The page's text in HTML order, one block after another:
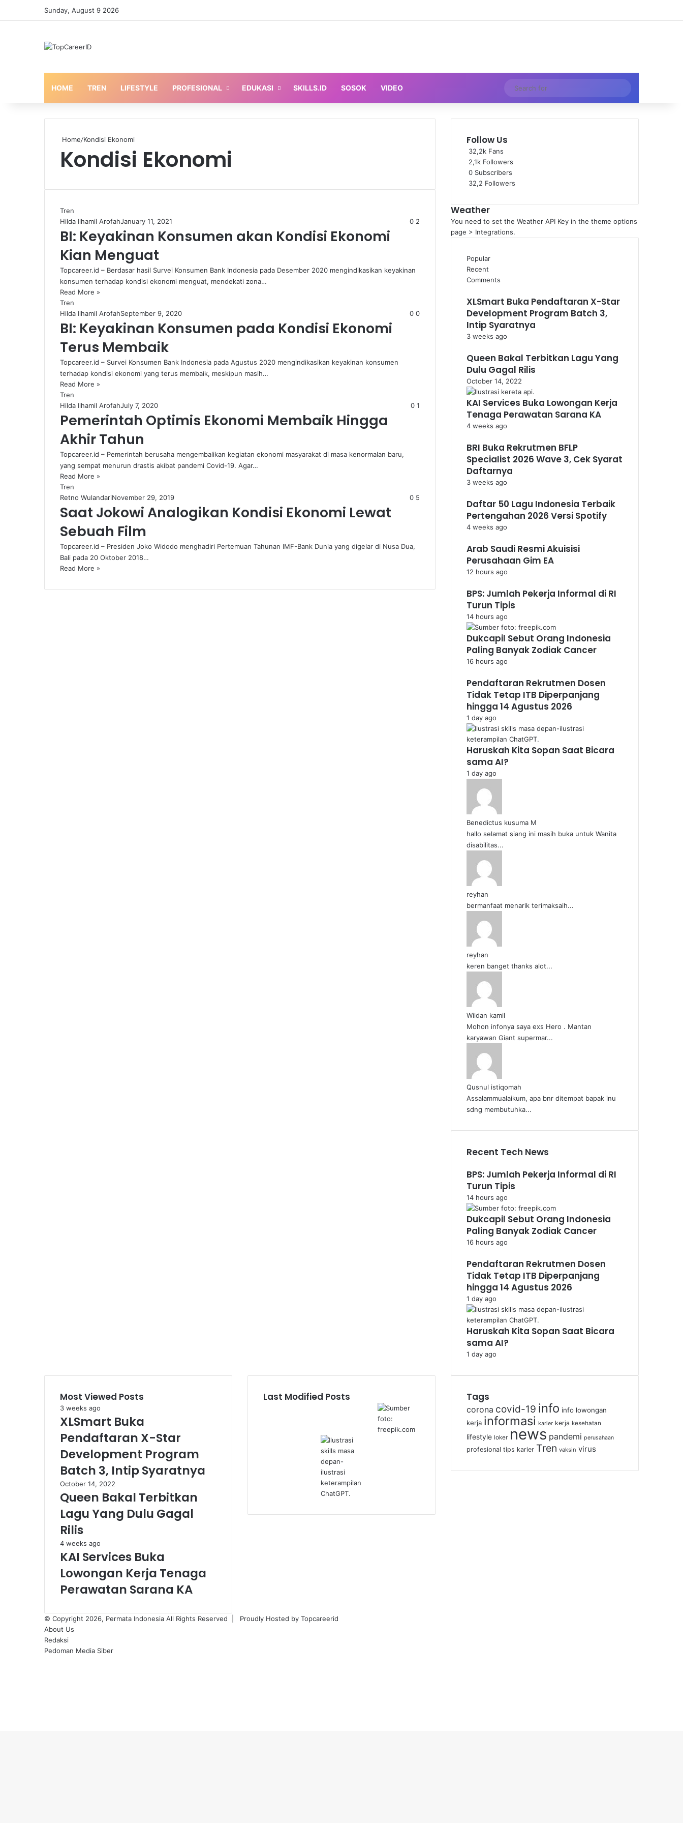
Sunday, August 9 2026
HOME TREN LIFESTYLE PROFESIONAL EDUKASI SKILLS.ID SOSOK VIDEO Random Article
Switch skin
for
Home/Kondisi Ekonomi
Kondisi Ekonomi
Tren
Hilda Ilhamil ArofahJanuary 11, 2021 0 2
BI: Keyakinan Konsumen akan Kondisi Ekonomi
Kian Menguat
Topcareer.id – Berdasar hasil Survei Konsumen Bank Indonesia pada Desember 2020 mengindikasikan keyakinan
konsumen terhadap kondisi ekonomi menguat, mendekati zona…
Read More »
Tren
Hilda Ilhamil ArofahSeptember 9, 2020 0 0
BI: Keyakinan Konsumen pada Kondisi Ekonomi
Terus Membaik
Topcareer.id – Survei Konsumen Bank Indonesia pada Agustus 2020 mengindikasikan keyakinan konsumen
terhadap kondisi ekonomi yang terus membaik, meskipun masih…
Read More »
Tren
Hilda Ilhamil ArofahJuly 7, 2020 0 1
Pemerintah Optimis Ekonomi Membaik Hingga
Akhir Tahun
Topcareer.id – Pemerintah berusaha mengembalikan kegiatan ekonomi masyarakat di masa kenormalan baru,
yang sempat menurun drastis akibat pandemi Covid-19. Agar…
Read More »
Tren
Retno WulandariNovember 29, 2019 0 5
Saat Jokowi Analogikan Kondisi Ekonomi Lewat
Sebuah Film
Topcareer.id – Presiden Joko Widodo menghadiri Pertemuan Tahunan IMF-Bank Dunia yang digelar di Nusa Dua,
Bali pada 20 Oktober 2018…
Read More »
Follow Us
32,2k Fans
2,1k Followers
0 Subscribers
32,2 Followers
Weather
You need to set the Weather API Key in the theme options
page > Integrations.
Popular
Recent
Comments
XLSmart Buka Pendaftaran X-Star
Development Program Batch 3,
Intip Syaratnya
3 weeks ago
Queen Bakal Terbitkan Lagu Yang
Dulu Gagal Rilis
October 14, 2022
KAI Services Buka Lowongan Kerja
Tenaga Perawatan Sarana KA
4 weeks ago
BRI Buka Rekrutmen BFLP
Specialist 2026 Wave 3, Cek Syarat
Daftarnya
3 weeks ago
Daftar 50 Lagu Indonesia Terbaik
Pertengahan 2026 Versi Spotify
4 weeks ago
Arab Saudi Resmi Akuisisi
Perusahaan Gim EA
12 hours ago
BPS: Jumlah Pekerja Informal di RI
Turun Tipis
14 hours ago
Dukcapil Sebut Orang Indonesia
Paling Banyak Zodiak Cancer
16 hours ago
Pendaftaran Rekrutmen Dosen
Tidak Tetap ITB Diperpanjang
hingga 14 Agustus 2026
1 day ago
Haruskah Kita Sopan Saat Bicara
sama AI?
1 day ago
Benedictus kusuma M
hallo selamat siang ini masih buka untuk Wanita
disabilitas...
reyhan
bermanfaat menarik terimaksaih...
reyhan
keren banget thanks alot...
Wildan kamil
Mohon infonya saya exs Hero . Mantan
karyawan Giant supermar...
Qusnul istiqomah
Assalammualaikum, apa bnr ditempat bapak inu
sdng membutuhka...
Recent Tech News
BPS: Jumlah Pekerja Informal di RI
Turun Tipis
14 hours ago
Dukcapil Sebut Orang Indonesia
Paling Banyak Zodiak Cancer
16 hours ago
Pendaftaran Rekrutmen Dosen
Tidak Tetap ITB Diperpanjang
hingga 14 Agustus 2026
1 day ago
Haruskah Kita Sopan Saat Bicara
sama AI?
1 day ago
Most Viewed Posts
3 weeks ago
XLSmart Buka
Pendaftaran X-Star
Development Program
Batch 3, Intip Syaratnya
October 14, 2022
Queen Bakal Terbitkan
Lagu Yang Dulu Gagal
Rilis
4 weeks ago
KAI Services Buka
Lowongan Kerja Tenaga
Perawatan Sarana KA
Last Modified Posts Tags
corona covid-19 info info lowongan
kerja informasi karier kerja kesehatan
lifestyle loker news pandemi perusahaan
profesional tips karier Tren vaksin virus
© Copyright 2026, Permata Indonesia All Rights Reserved | Proudly Hosted by Topcareerid
About Us
Redaksi
Pedoman Media Siber